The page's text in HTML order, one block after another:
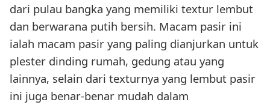
dari pulau bangka yang memiliki textur lembut
dan berwarana putih bersih. Macam pasir ini
ialah macam pasir yang paling dianjurkan untuk
plester dinding rumah, gedung atau yang
lainnya, selain dari texturnya yang lembut pasir
ini juga benar-benar mudah dalam